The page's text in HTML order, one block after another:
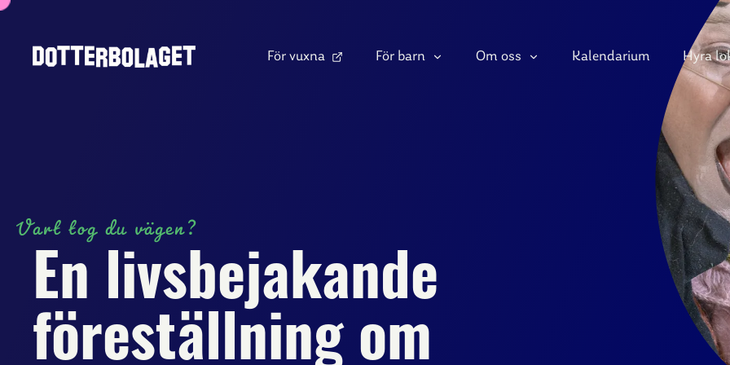
För vuxna För barn Om oss Kalendarium Hyra
Vart tog du vägen?
En livsbejakande
föreställning om